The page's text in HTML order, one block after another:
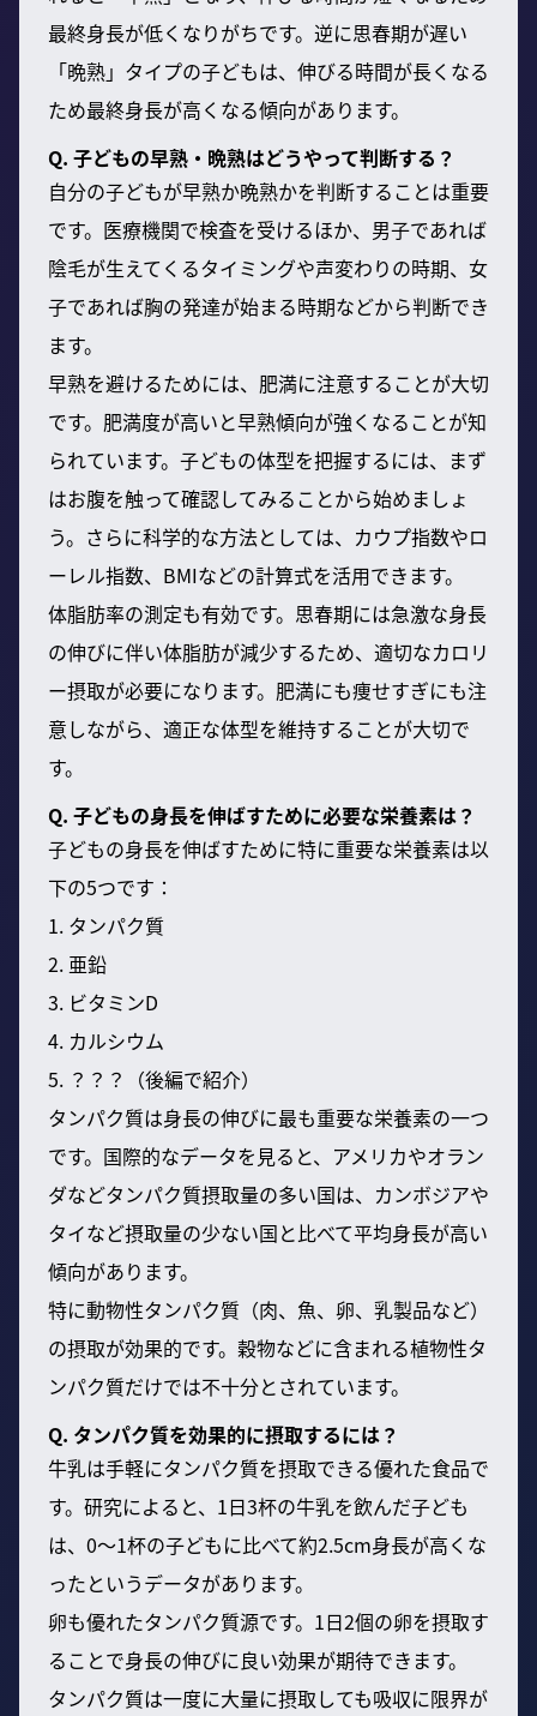
最終身長が低くなりがちです。逆に思春期が遅い
「晩熟」タイプの子どもは、伸びる時間が長くなる
ため最終身長が高くなる傾向があります。
Q. 子どもの早熟・晩熟はどうやって判断する？
自分の子どもが早熟か晩熟かを判断することは重要
です。医療機関で検査を受けるほか、男子であれば
陰毛が生えてくるタイミングや声変わりの時期、女
子であれば胸の発達が始まる時期などから判断でき
ます。
早熟を避けるためには、肥満に注意することが大切
です。肥満度が高いと早熟傾向が強くなることが知
られています。子どもの体型を把握するには、まず
はお腹を触って確認してみることから始めましょ
う。さらに科学的な方法としては、カウプ指数やロ
ーレル指数、BMIなどの計算式を活用できます。
体脂肪率の測定も有効です。思春期には急激な身長
の伸びに伴い体脂肪が減少するため、適切なカロリ
ー摂取が必要になります。肥満にも痩せすぎにも注
意しながら、適正な体型を維持することが大切で
す。
Q. 子どもの身長を伸ばすために必要な栄養素は？
子どもの身長を伸ばすために特に重要な栄養素は以
下の5つです：
1. タンパク質
2. 亜鉛
3. ビタミンD
4. カルシウム
5. ？？？（後編で紹介）
タンパク質は身長の伸びに最も重要な栄養素の一つ
です。国際的なデータを見ると、アメリカやオラン
ダなどタンパク質摂取量の多い国は、カンボジアや
タイなど摂取量の少ない国と比べて平均身長が高い
傾向があります。
特に動物性タンパク質（肉、魚、卵、乳製品など）
の摂取が効果的です。穀物などに含まれる植物性タ
ンパク質だけでは不十分とされています。
Q. タンパク質を効果的に摂取するには？
牛乳は手軽にタンパク質を摂取できる優れた食品で
す。研究によると、1日3杯の牛乳を飲んだ子ども
は、0〜1杯の子どもに比べて約2.5cm身長が高くな
ったというデータがあります。
卵も優れたタンパク質源です。1日2個の卵を摂取す
ることで身長の伸びに良い効果が期待できます。
タンパク質は一度に大量に摂取しても吸収に限界が